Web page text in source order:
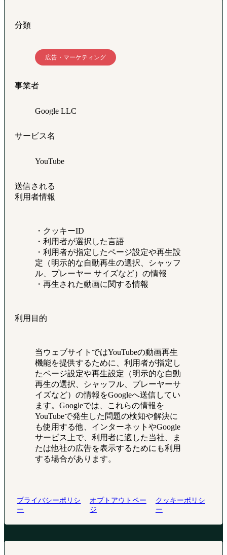
分類
広告・マーケティング
事業者
Google LLC
サービス名
YouTube
送信される
利用者情報
・クッキーID
・利用者が選択した言語
・利用者が指定したページ設定や再生設
定（明示的な自動再生の選択、シャッフ
ル、プレーヤー サイズなど）の情報
・再生された動画に関する情報
利用目的
当ウェブサイトではYouTubeの動画再生
機能を提供するために、利用者が指定し
たページ設定や再生設定（明示的な自動
再生の選択、シャッフル、プレーヤーサ
イズなど）の情報をGoogleへ送信してい
ます。Googleでは、これらの情報を
YouTubeで発生した問題の検知や解決に
も使用する他、インターネットやGoogle
サービス上で、利用者に適した当社、ま
たは他社の広告を表示するためにも利用
する場合があります。
プライバシーポリシ
ー
オプトアウトペー
ジ
クッキーポリシ
ー